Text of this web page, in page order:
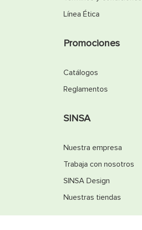
Línea Ética
Promociones
Catálogos
Reglamentos
SINSA
Nuestra empresa
Trabaja con nosotros
SINSA Design
Nuestras tiendas